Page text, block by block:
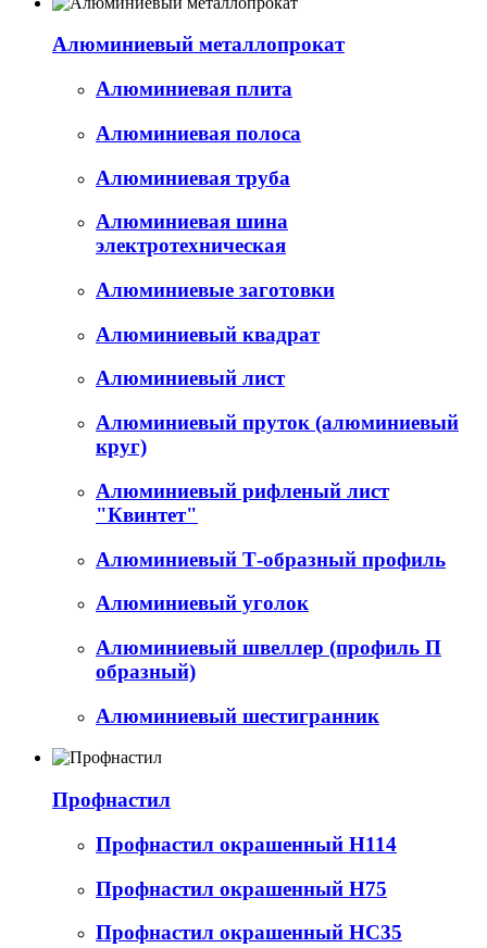
Алюминиевый металлопрокат
Алюминиевая плита
Алюминиевая полоса
Алюминиевая труба
Алюминиевая шина
электротехническая
Алюминиевые заготовки
Алюминиевый квадрат
Алюминиевый лист
Алюминиевый пруток (алюминиевый
круг)
Алюминиевый рифленый лист
"Квинтет"
Алюминиевый Т-образный профиль
Алюминиевый уголок
Алюминиевый швеллер (профиль П
образный)
Алюминиевый шестигранник
Профнастил
Профнастил окрашенный Н114
Профнастил окрашенный Н75
Профнастил окрашенный НС35